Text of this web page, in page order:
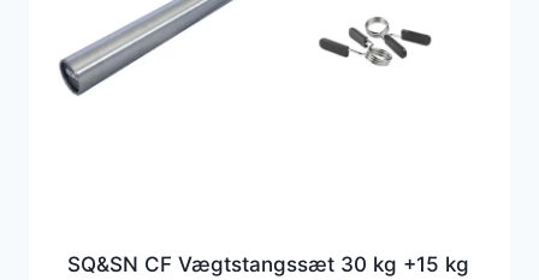
SQ&SN CF Vægtstangssæt 30 kg +15 kg